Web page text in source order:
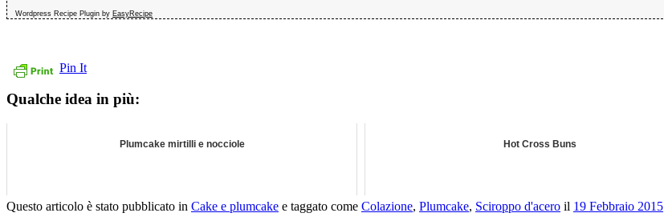
Wordpress Recipe Plugin by EasyRecipe
Pin It
Qualche idea in più:
Plumcake mirtilli e nocciole Hot Cross Buns
Questo articolo è stato pubblicato in Cake e plumcake e taggato come Colazione, Plumcake, Sciroppo d'acero il 19 Febbraio 2015